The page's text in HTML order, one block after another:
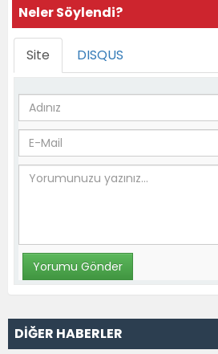
Neler Söylendi?
Site DISQUS
DİĞER HABERLER